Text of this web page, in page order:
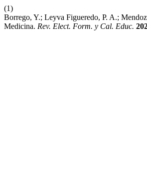
(1)
Borrego, Y.; Leyva Figueredo, P. A.;
Medicina. Rev. Elect. Form. y Cal. Educ.